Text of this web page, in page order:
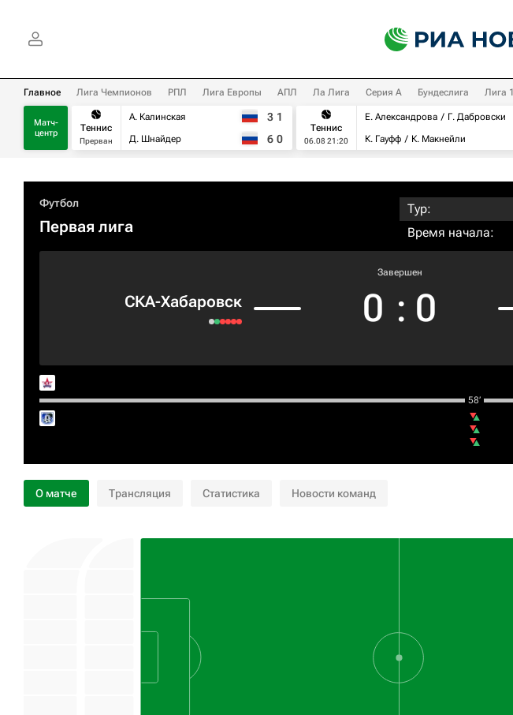
Главное Лига Чемпионов РПЛ Лига Европы АПЛ Ла Лига Серия А Бундеслига Лига 1
Матч-
центр
Теннис
Прерван
А. Калинская
Д. Шнайдер
3 1
6 0
Теннис
06.08 21:20
Е. Александрова
Г. Дабровски
К. Гауфф
К. Макнейли
Футбол
Первая лига
Тур:
Время начала:
СКА-Хабаровск
Завершен
0 : 0
58‎’‎
О матче Трансляция Статистика Новости команд